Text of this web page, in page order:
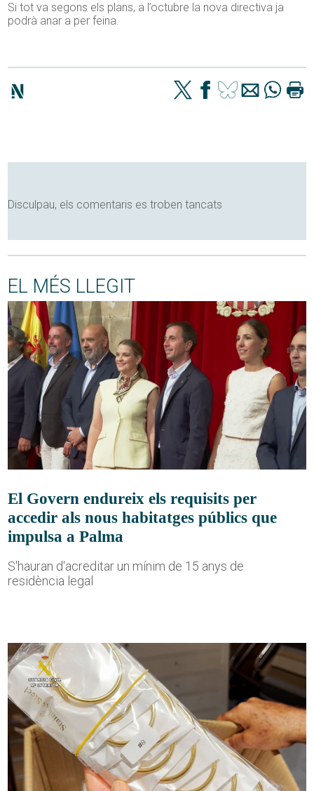
Si tot va segons els plans, a l’octubre la nova directiva ja
podrà anar a per feina.
Disculpau, els comentaris es troben tancats
EL MÉS LLEGIT
El Govern endureix els requisits per
accedir als nous habitatges públics que
impulsa a Palma
S'hauran d'acreditar un mínim de 15 anys de
residència legal